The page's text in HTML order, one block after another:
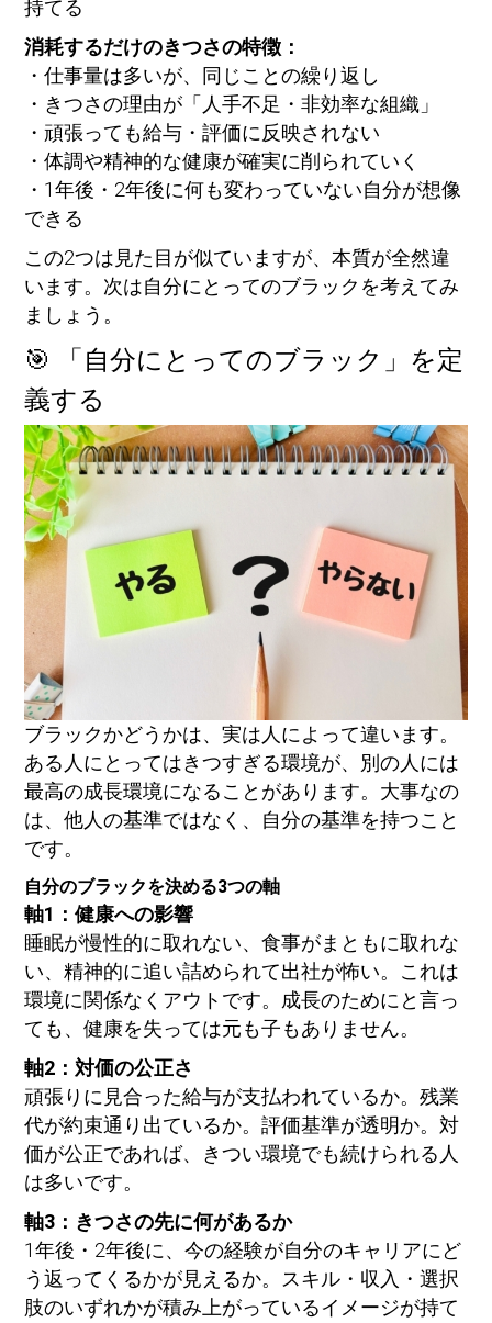
持てる
消耗するだけのきつさの特徴：
・仕事量は多いが、同じことの繰り返し
・きつさの理由が「人手不足・非効率な組織」
・頑張っても給与・評価に反映されない
・体調や精神的な健康が確実に削られていく
・1年後・2年後に何も変わっていない自分が想像
できる
この2つは見た目が似ていますが、本質が全然違
います。次は自分にとってのブラックを考えてみ
ましょう。
🎯 「自分にとってのブラック」を定
義する
ブラックかどうかは、実は人によって違います。
ある人にとってはきつすぎる環境が、別の人には
最高の成長環境になることがあります。大事なの
は、他人の基準ではなく、自分の基準を持つこと
です。
自分のブラックを決める3つの軸
軸1：健康への影響
睡眠が慢性的に取れない、食事がまともに取れな
い、精神的に追い詰められて出社が怖い。これは
環境に関係なくアウトです。成長のためにと言っ
ても、健康を失っては元も子もありません。
軸2：対価の公正さ
頑張りに見合った給与が支払われているか。残業
代が約束通り出ているか。評価基準が透明か。対
価が公正であれば、きつい環境でも続けられる人
は多いです。
軸3：きつさの先に何があるか
1年後・2年後に、今の経験が自分のキャリアにど
う返ってくるかが見えるか。スキル・収入・選択
肢のいずれかが積み上がっているイメージが持て